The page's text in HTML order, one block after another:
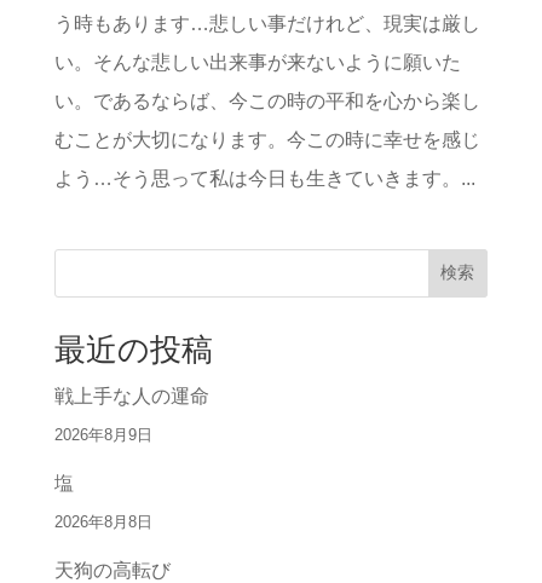
う時もあります…悲しい事だけれど、現実は厳し
い。そんな悲しい出来事が来ないように願いた
い。であるならば、今この時の平和を心から楽し
むことが大切になります。今この時に幸せを感じ
よう…そう思って私は今日も生きていきます。...
検索
最近の投稿
戦上手な人の運命
2026年8月9日
塩
2026年8月8日
天狗の高転び